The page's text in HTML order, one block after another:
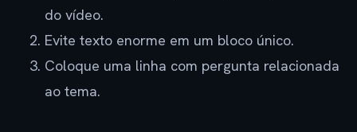
do vídeo.
Evite texto enorme em um bloco único.
Coloque uma linha com pergunta relacionada
ao tema.